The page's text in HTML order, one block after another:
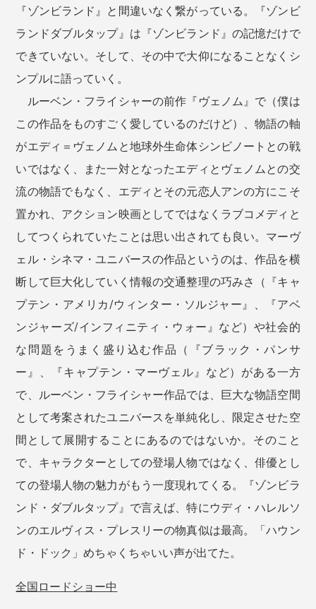
『ゾンビランド』と間違いなく繋がっている。『ゾンビ
ランドダブルタップ』は『ゾンビランド』の記憶だけで
できていない。そして、その中で大仰になることなくシ
ンプルに語っていく。
ルーベン・フライシャーの前作『ヴェノム』で（僕は
この作品をものすごく愛しているのだけど）、物語の軸
がエディ＝ヴェノムと地球外生命体シンビノートとの戦
いではなく、また一対となったエディとヴェノムとの交
流の物語でもなく、エディとその元恋人アンの方にこそ
置かれ、アクション映画としてではなくラブコメディと
してつくられていたことは思い出されても良い。マーヴ
ェル・シネマ・ユニバースの作品というのは、作品を横
断して巨大化していく情報の交通整理の巧みさ（『キャ
プテン・アメリカ/ウィンター・ソルジャー』、『アベ
ンジャーズ/インフィニティ・ウォー』など）や社会的
な問題をうまく盛り込む作品（『ブラック・パンサ
ー』、『キャプテン・マーヴェル』など）がある一方
で、ルーベン・フライシャー作品では、巨大な物語空間
として考案されたユニバースを単純化し、限定させた空
間として展開することにあるのではないか。そのこと
で、キャラクターとしての登場人物ではなく、俳優とし
ての登場人物の魅力がもう一度現れてくる。『ゾンビラ
ンド・ダブルタップ』で言えば、特にウディ・ハレルソ
ンのエルヴィス・プレスリーの物真似は最高。「ハウン
ド・ドック」めちゃくちゃいい声が出てた。
全国ロードショー中